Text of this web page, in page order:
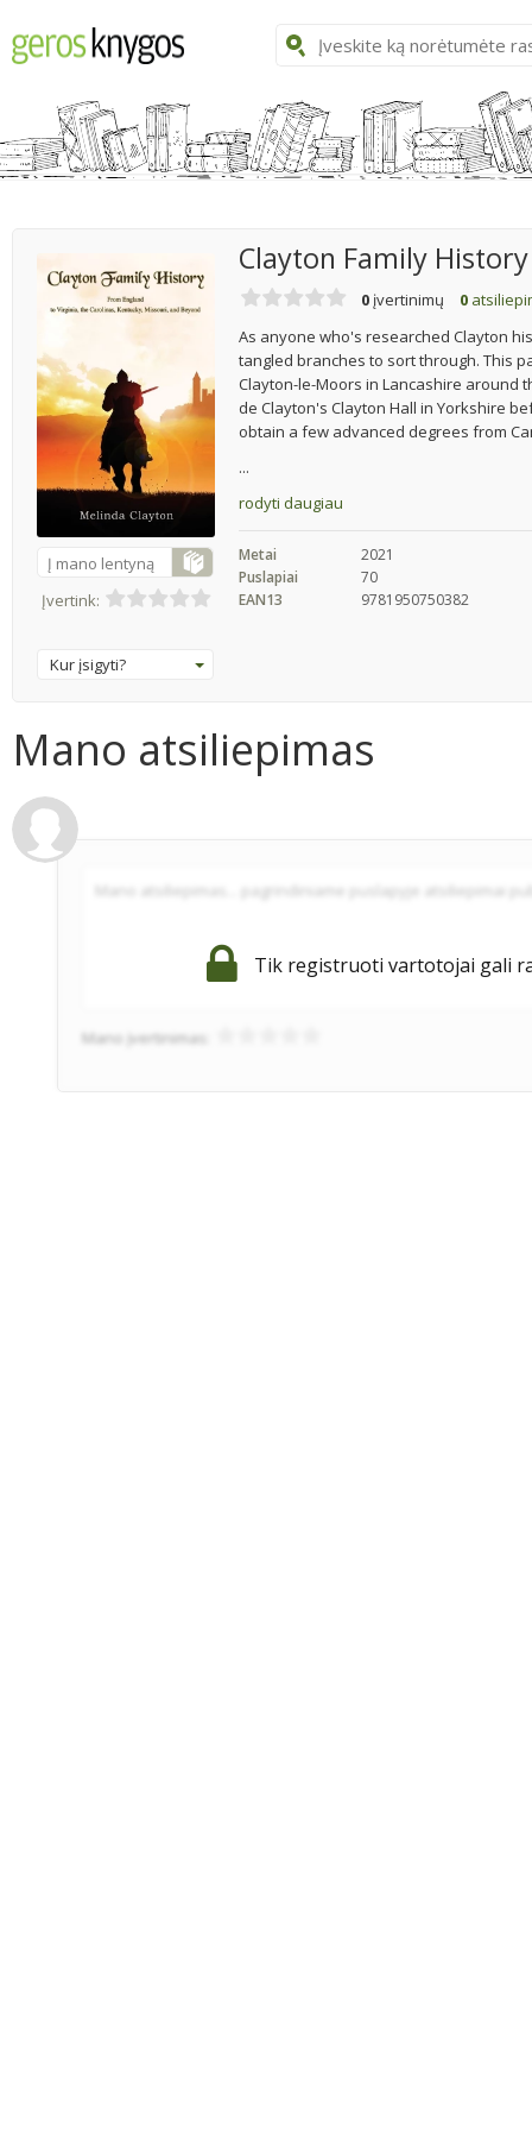
Į mano lentyną
Įvertink:
Kur įsigyti?
Clayton Family History
0 įvertinimų 0
As anyone who's researched Clayton
tangled branches to sort through. This
Clayton-le-Moors in Lancashire around
de Clayton's Clayton Hall in Yorkshire
obtain a few advanced degrees from
...
rodyti daugiau
Metai
2021
Puslapiai
70
EAN13
9781950750382
Mano atsiliepimas
Tik registruoti vartotojai gali
Mano įvertinimas: